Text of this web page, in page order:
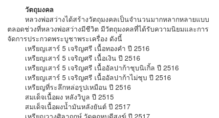
วัตถุมงคล
หลวงพ่อสว่างได้สร้างวัตถุมงคลเป็นจำนวนมากหลากหลายแบบ
ตลอดช่วงที่หลวงพ่อสว่างมีชีวิต มีวัตถุมงคลที่ได้รับความนิยมและการ
จัดการประกวดพระบูชาพระเครื่อง ดังนี้
เหรียญเสาร์ 5 เจริญศรี เนื้อทองคำ ปี 2516
เหรียญเสาร์ 5 เจริญศรี เนื้อเงิน ปี 2516
เหรียญเสาร์ 5 เจริญศรี เนื้ออัลปาก้าชุบนิเกิ้ล ปี 2516
เหรียญเสาร์ 5 เจริญศรี เนื้ออัลปาก้าไม่ชุบ ปี 2516
เหรียญที่ระลึกหล่อรูปเหมือน ปี 2516
สมเด็จเนื้อผง หลังวิบูล ปี 2515
สมเด็จเนื้อผงน้ำมันหลังยันต์ ปี 2517
เหรียญวางศิลาฤกษ์ วัดคฤหบดีสงฆ์ ปี 2517